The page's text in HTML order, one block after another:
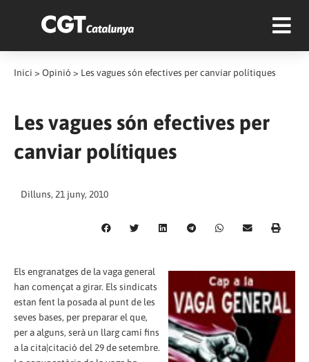
Inici > Opinió > Les vagues són efectives per canviar polítiques
Les vagues són efectives per
canviar polítiques
Dilluns, 21 juny, 2010
Els engranatges de la vaga general
han començat a girar. Els sindicats
estan fent la posada al punt de les
seves bases, per preparar el que,
per a alguns, serà un llarg camí fins
a la cita|citació del 29 de setembre.